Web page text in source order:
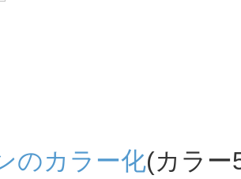
のカラー化(カラー